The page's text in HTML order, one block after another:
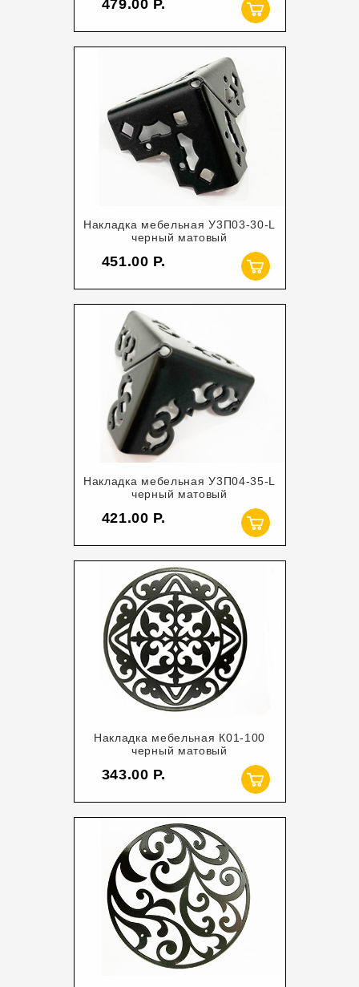
479.00
Накладка мебельная У3П03-30-L
черный матовый
451.00
Накладка мебельная У3П04-35-L
черный матовый
421.00
Накладка мебельная К01-100
черный матовый
343.00